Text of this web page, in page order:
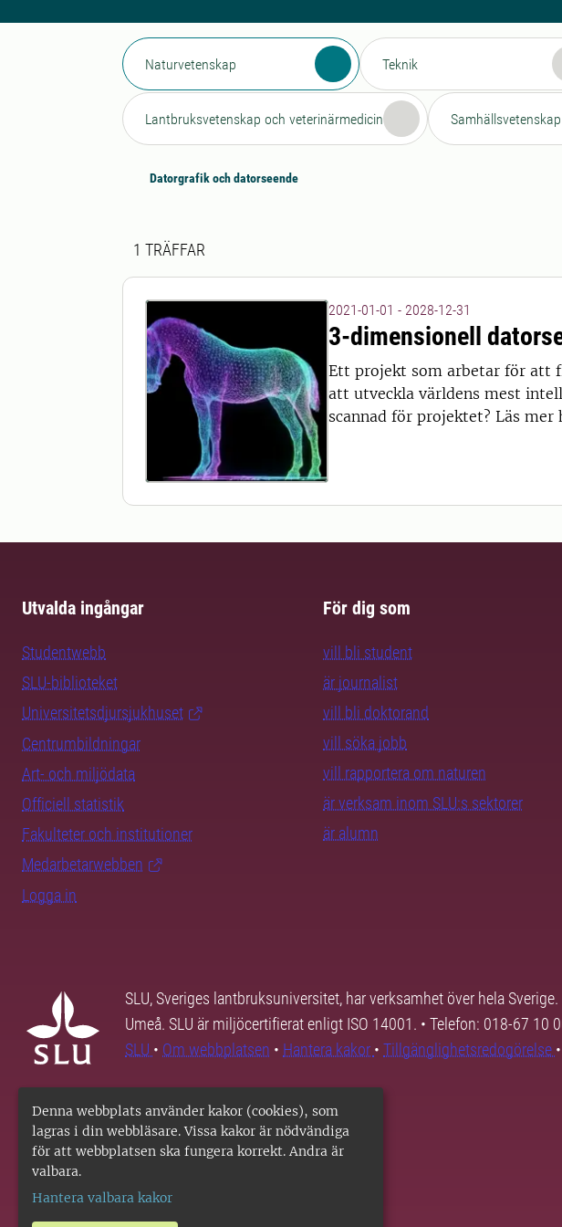
Denna webbplats använder kakor (cookies), som
lagras i din webbläsare. Vissa kakor är nödvändiga
för att webbplatsen ska fungera korrekt. Andra är
valbara.
Hantera valbara kakor
Naturvetenskap Teknik
Lantbruksvetenskap och veterinärmedicin Samhällsvetenskap
Datorgrafik och datorseende
Sökresultat
1 TRÄFFAR
2021-01-01 - 2028-12-31
3-dimensionell
Ett projekt som arbetar för att
att utveckla världens mest
scannad för projektet? Läs mer
Utvalda ingångar
Studentwebb
SLU-biblioteket
Universitetsdjursjukhuset
Centrumbildningar
Art- och miljödata
Officiell statistik
Fakulteter och institutioner
Medarbetarwebben
Logga in
För dig som
vill bli student
är journalist
vill bli doktorand
vill söka jobb
vill rapportera om naturen
är verksam inom SLU:s sektorer
är alumn
SLU, Sveriges lantbruksuniversitet, har verksamhet över hela
Umeå. SLU är miljöcertifierat enligt ISO 14001. • Telefon: 018-67 10
SLU • Om webbplatsen • Hantera kakor • Tillgänglighetsredogörelse •